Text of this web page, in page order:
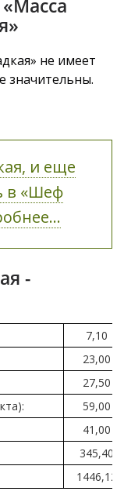
не имеет
значительны.
и еще
в «Шеф
-
7,10
23,00
27,50
59,00
41,00
345,40
1446,12